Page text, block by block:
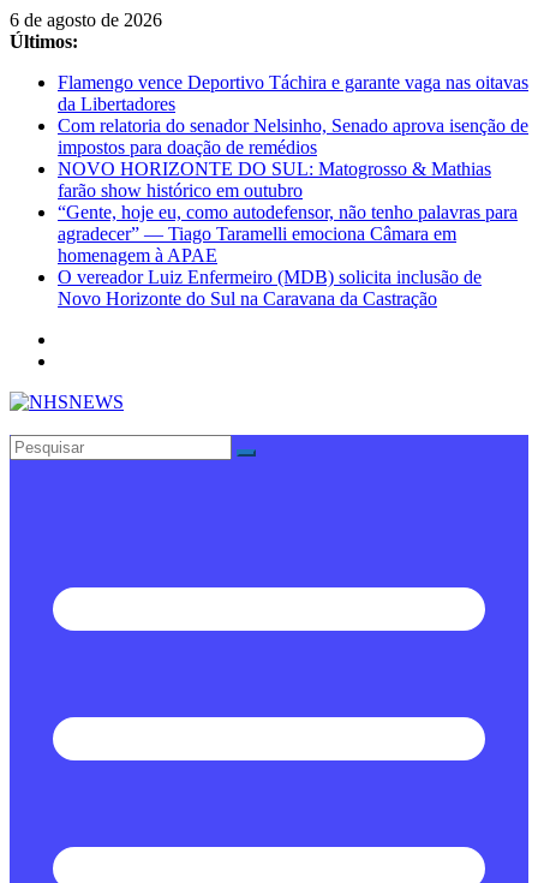
Pular
para
conteúdo
6 de agosto de 2026
Últimos:
Flamengo vence Deportivo Táchira e garante vaga nas oitavas
da Libertadores
Com relatoria do senador Nelsinho, Senado aprova isenção de
impostos para doação de remédios
NOVO HORIZONTE DO SUL: Matogrosso & Mathias
farão show histórico em outubro
“Gente, hoje eu, como autodefensor, não tenho palavras para
agradecer” — Tiago Taramelli emociona Câmara em
homenagem à APAE
O vereador Luiz Enfermeiro (MDB) solicita inclusão de
Novo Horizonte do Sul na Caravana da Castração